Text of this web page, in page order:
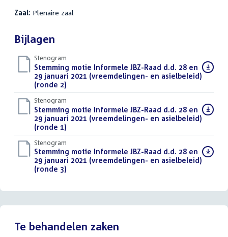
Zaal: Plenaire zaal
Bijlagen
Stenogram
Download
bestand:
Stemming motie Informele JBZ-Raad d.d. 28 en
29 januari 2021 (vreemdelingen- en asielbeleid)
(ronde 2)
Stenogram
Download
bestand:
Stemming motie Informele JBZ-Raad d.d. 28 en
29 januari 2021 (vreemdelingen- en asielbeleid)
(ronde 1)
Stenogram
Download
bestand:
Stemming motie Informele JBZ-Raad d.d. 28 en
29 januari 2021 (vreemdelingen- en asielbeleid)
(ronde 3)
Te behandelen zaken